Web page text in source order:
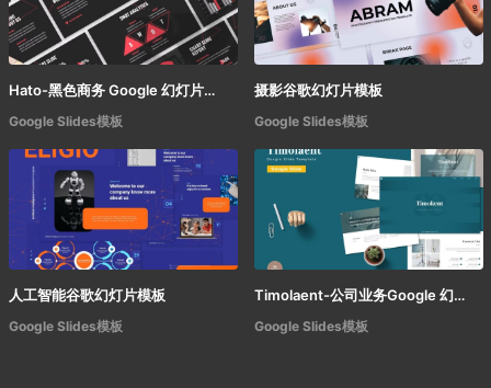
Hato-黑色商务 Google 幻灯片模板
Google Slides模板
摄影谷歌幻灯片模板
Google Slides模板
人工智能谷歌幻灯片模板
Google Slides模板
Timolaent-公司业务Google 幻灯片模板
Google Slides模板